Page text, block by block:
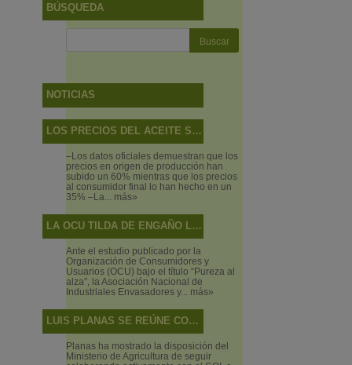
BÚSQUEDA
NOTICIAS
LOS PRECIOS DEL ACEITE SUBEN MÁS EN EL CAMPO QUE EN LAS TIENDAS
–Los datos oficiales demuestran que los
precios en origen de producción han
subido un 60% mientras que los precios
al consumidor final lo han hecho en un
35% –La... más»
LA OCU TILDA DE ENGAÑO LO QUE SON DISCREPANCIAS DE SABOR
Ante el estudio publicado por la
Organización de Consumidores y
Usuarios (OCU) bajo el título “Pureza al
alza”, la Asociación Nacional de
Industriales Envasadores y... más»
LUIS PLANAS SE REÚNE CON EL DIRECTOR EJECUTIVO DEL CONSEJO OLEÍCOLA INTERNACIONAL
Planas ha mostrado la disposición del
Ministerio de Agricultura de seguir